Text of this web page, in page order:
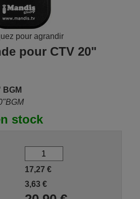
pour agrandir
pour CTV 20"
BGM
stock
17,27 €
3,63€